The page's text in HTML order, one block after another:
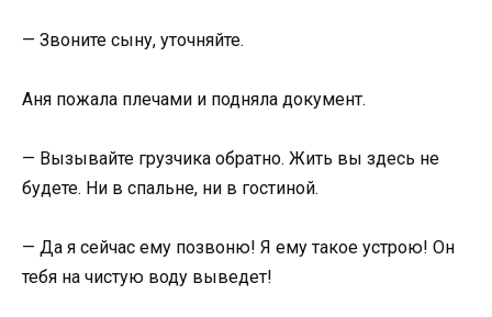
— Звоните сыну, уточняйте.
Аня пожала плечами и подняла документ.
— Вызывайте грузчика обратно. Жить вы здесь не
будете. Ни в спальне, ни в гостиной.
— Да я сейчас ему позвоню! Я ему такое устрою! Он
тебя на чистую воду выведет!